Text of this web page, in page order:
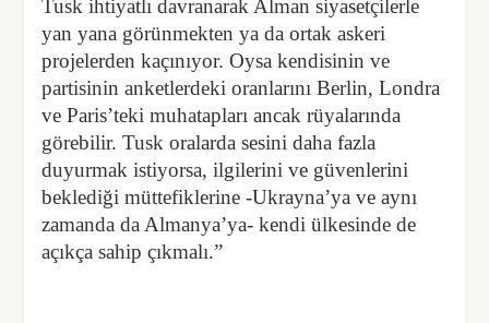
Tusk ihtiyatlı davranarak Alman siyasetçilerle
yan yana görünmekten ya da ortak askeri
projelerden kaçınıyor. Oysa kendisinin ve
partisinin anketlerdeki oranlarını Berlin, Londra
ve Paris’teki muhatapları ancak rüyalarında
görebilir. Tusk oralarda sesini daha fazla
duyurmak istiyorsa, ilgilerini ve güvenlerini
beklediği müttefiklerine -Ukrayna’ya ve aynı
zamanda da Almanya’ya- kendi ülkesinde de
açıkça sahip çıkmalı.”